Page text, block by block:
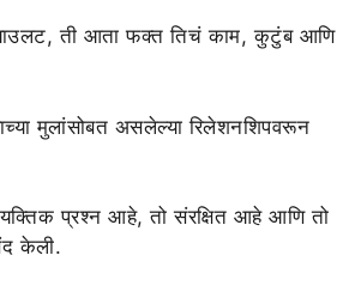
याउलट, ती आता फक्त तिचं काम, कुटुंब आणि
मुलांसोबत असलेल्या रिलेशनशिपवरून
प्रश्न आहे, तो संरक्षित आहे आणि तो
केली.